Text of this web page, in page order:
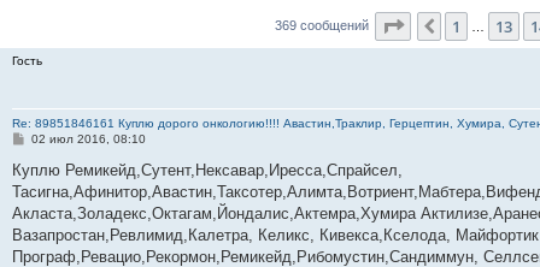
369 сообщений Страница 15из
Пред.
1 13
Гость
Re: 89851846161 Куплю дорого онкологию!!!! Авастин,Траклир, Герцептин, Хумира,
С
о
б
щ
е
и
е
02 июл 2016, 08:10
Куплю Ремикейд,Сутент,Нексавар,Иресса,Спрайсел,
Акласта,Золадекс,Октагам,Йондалис,Актемра,Хумира
Вазапростан,Ревлимид,Калетра, Келикс, Кивекса,Кселода,
Програф,Ревацио,Рекормон,Ремикейд,Рибомустин,Сандиммун,